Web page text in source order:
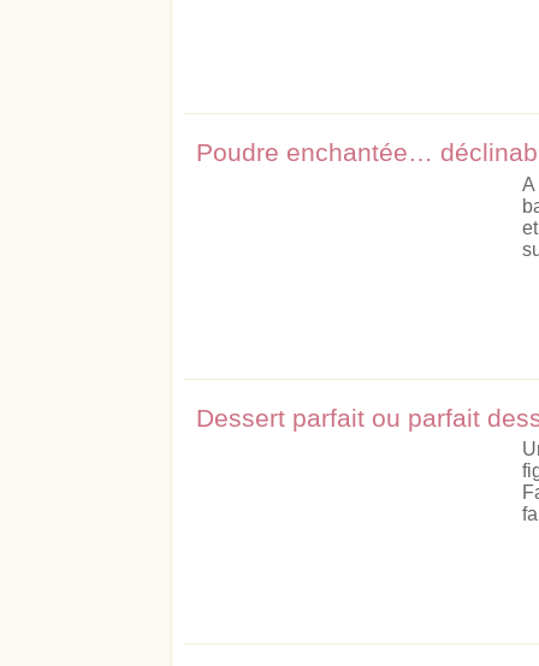
Poudre enchantée…
A
Dessert parfait ou parfait